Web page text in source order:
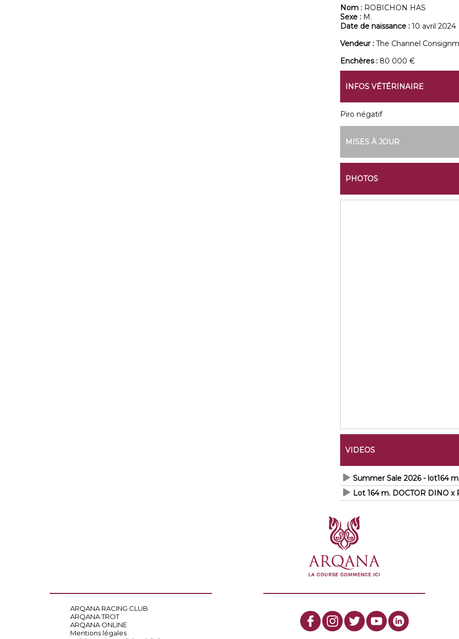
Nom : ROBICHON HAS
Sexe : M.
Date de naissance : 10 avril 2024
Vendeur : The Channel
Enchères : 80 000 €
INFOS VÉTÉRINAIRE
Piro négatif
MISES À JOUR
PHOTOS
VIDEOS
Summer Sale 2026 - lot164
Lot 164 m. DOCTOR DINO
ARQANA RACING CLUB
ARQANA TROT
ARQANA ONLINE
Mentions légales